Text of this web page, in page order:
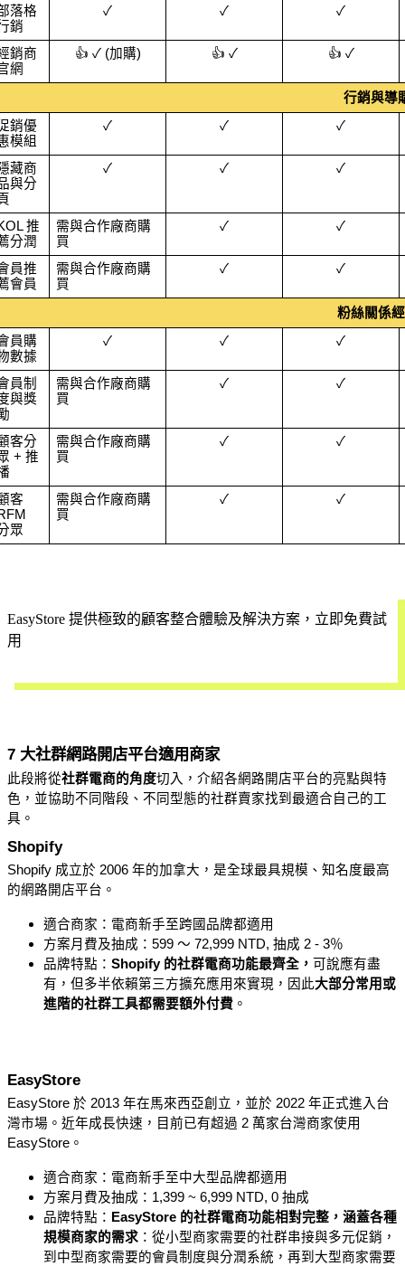
落格
銷
✓ ✓ ✓
銷商
網
👍 ✓ (加購) 👍 ✓ 👍 ✓
行銷與導
銷優
模組
✓ ✓ ✓
藏商
與分
✓ ✓ ✓
推
分潤
需與合作廠商購
買
✓ ✓
員推
會員
需與合作廠商購
買
✓ ✓
粉絲關係
員購
數據
✓ ✓ ✓
員制
與獎
需與合作廠商購
買
✓ ✓
客分
+ 推
需與合作廠商購
買
✓ ✓
客
眾
需與合作廠商購
買
✓ ✓
EasyStore 提供極致的顧客整合體驗及解決方案，立即免費試
用
7 大社群網路開店平台適用商家
此段將從社群電商的角度切入，介紹各網路開店平台的亮點與特
色，並協助不同階段、不同型態的社群賣家找到最適合自己的工
具。
Shopify
Shopify 成立於 2006 年的加拿大，是全球最具規模、知名度最高
的網路開店平台。
適合商家：電商新手至跨國品牌都適用
方案月費及抽成：599 ～ 72,999 NTD, 抽成 2 - 3％
品牌特點： Shopify 的社群電商功能最齊全 ， 可說應有盡
有，但多半依賴第三方擴充應用來實現，因此大部分常用或
進階的社群工具都需要額外付費 。
EasyStore
EasyStore 於 2013 年在馬來西亞創立，並於 2022 年正式進入台
灣市場。近年成長快速，目前已有超過 2 萬家台灣商家使用
EasyStore。
適合商家：電商新手至中大型品牌都適用
方案月費及抽成：1,399 ~ 6,999 NTD, 0 抽成
品牌特點： EasyStore 的社群電商功能相對完整，涵蓋各種
規模商家的需求 ：從小型商家需要的社群串接與多元促銷，
到中型商家需要的會員制度與分潤系統，再到大型商家需要